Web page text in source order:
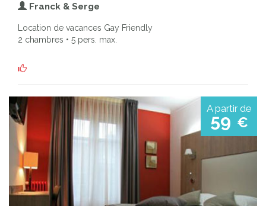
Franck & Serge
Location de vacances Gay Friendly
2 chambres • 5 pers. max.
A partir de
59 €